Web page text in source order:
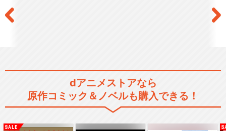
dアニメストアなら
原作コミック＆ノベルも購入できる！